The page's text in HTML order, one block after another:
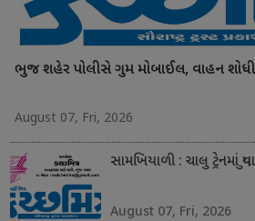
ભુજ શહેર પોલીસે ગુમ મોબાઈલ, વાહન
August 07, Fri, 2026
સામખિયાળી : ચાલુ ટ્રેનમાં
August 07, Fri, 2026